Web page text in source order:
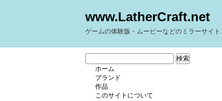
www.LatherCraft.net
ゲームの体験版・ムービーなどのミラーサイト.
ホーム
ブランド
作品
このサイトについて